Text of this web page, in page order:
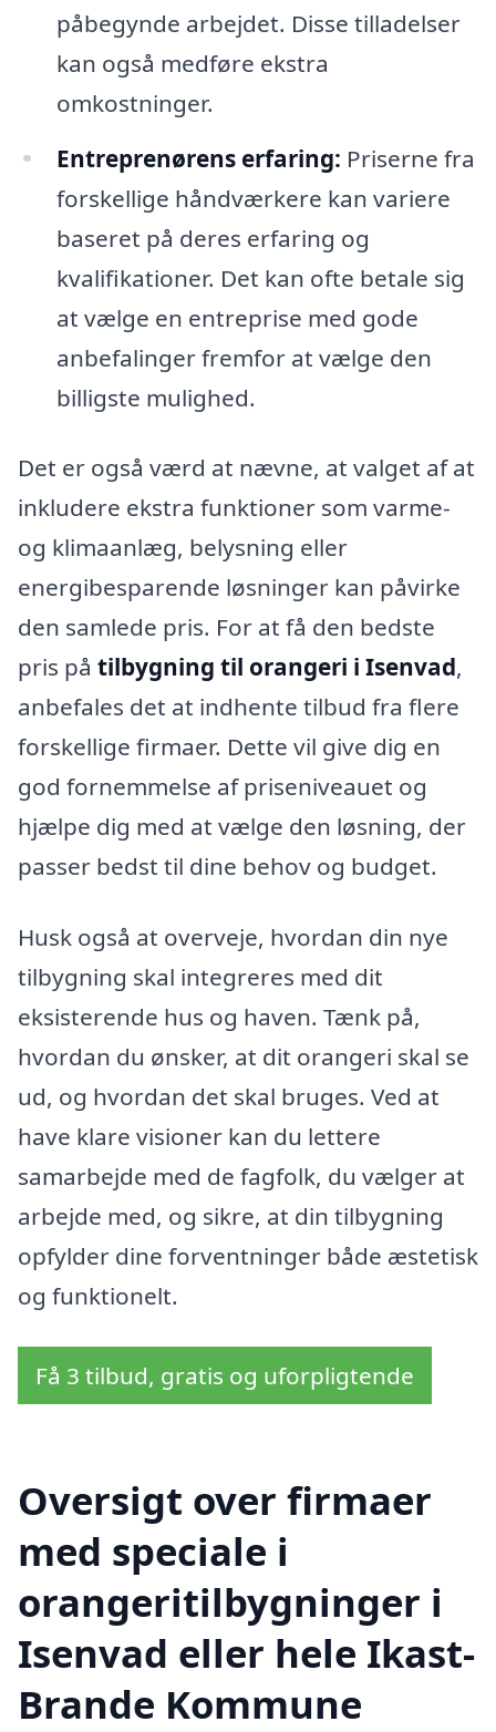
påbegynde arbejdet. Disse tilladelser
kan også medføre ekstra
omkostninger.
Entreprenørens erfaring: Priserne fra
forskellige håndværkere kan variere
baseret på deres erfaring og
kvalifikationer. Det kan ofte betale sig
at vælge en entreprise med gode
anbefalinger fremfor at vælge den
billigste mulighed.
Det er også værd at nævne, at valget af at
inkludere ekstra funktioner som varme-
og klimaanlæg, belysning eller
energibesparende løsninger kan påvirke
den samlede pris. For at få den bedste
pris på tilbygning til orangeri i Isenvad,
anbefales det at indhente tilbud fra flere
forskellige firmaer. Dette vil give dig en
god fornemmelse af priseniveauet og
hjælpe dig med at vælge den løsning, der
passer bedst til dine behov og budget.
Husk også at overveje, hvordan din nye
tilbygning skal integreres med dit
eksisterende hus og haven. Tænk på,
hvordan du ønsker, at dit orangeri skal se
ud, og hvordan det skal bruges. Ved at
have klare visioner kan du lettere
samarbejde med de fagfolk, du vælger at
arbejde med, og sikre, at din tilbygning
opfylder dine forventninger både æstetisk
og funktionelt.
Få 3 tilbud, gratis og uforpligtende
Oversigt over firmaer
med speciale i
orangeritilbygninger i
Isenvad eller hele Ikast-
Brande Kommune